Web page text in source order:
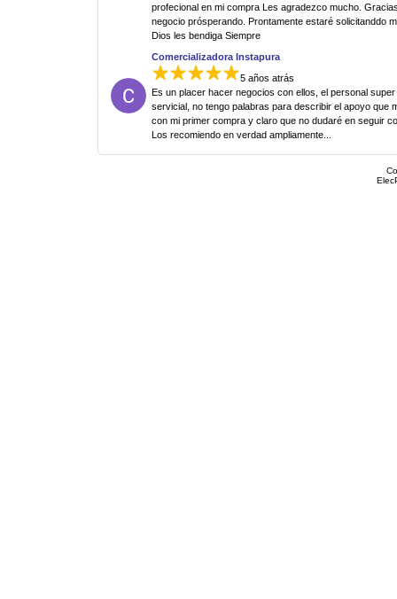
profecional en mi compra Les agradezco mucho.
negocio prósperando. Prontamente estaré solicitanddo
Dios les bendiga Siempre
Comercializadora Instapura
5 años atrás
Es un placer hacer negocios con ellos, el personal
servicial, no tengo palabras para describir el apoyo que
con mi primer compra y claro que no dudaré en seguir
Los recomiendo en verdad ampliamente...